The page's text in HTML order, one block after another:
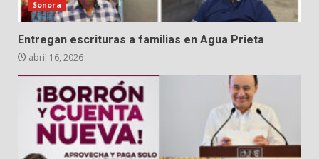
Sonora
Entregan escrituras a familias en Agua Prieta
abril 16, 2026